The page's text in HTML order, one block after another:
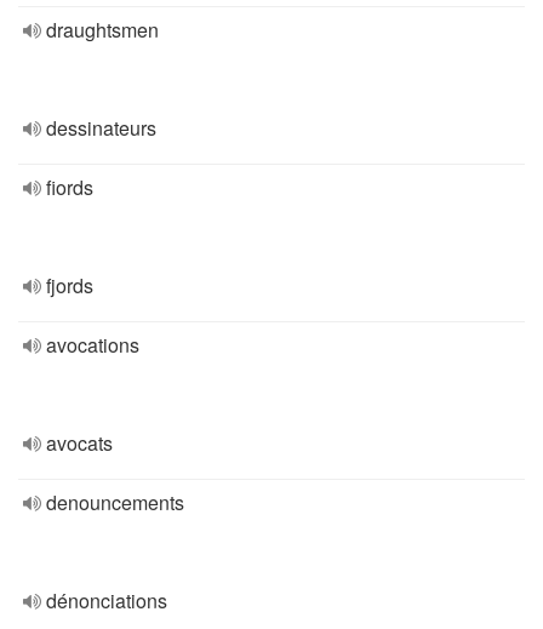
draughtsmen
dessinateurs
fiords
fjords
avocations
avocats
denouncements
dénonciations